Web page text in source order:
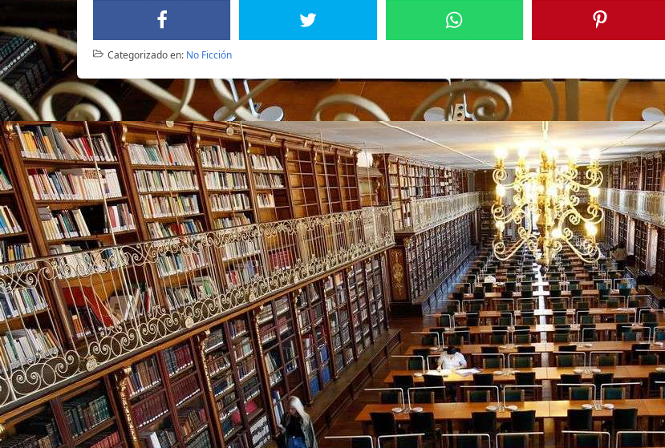
Categorizado en: No Ficción